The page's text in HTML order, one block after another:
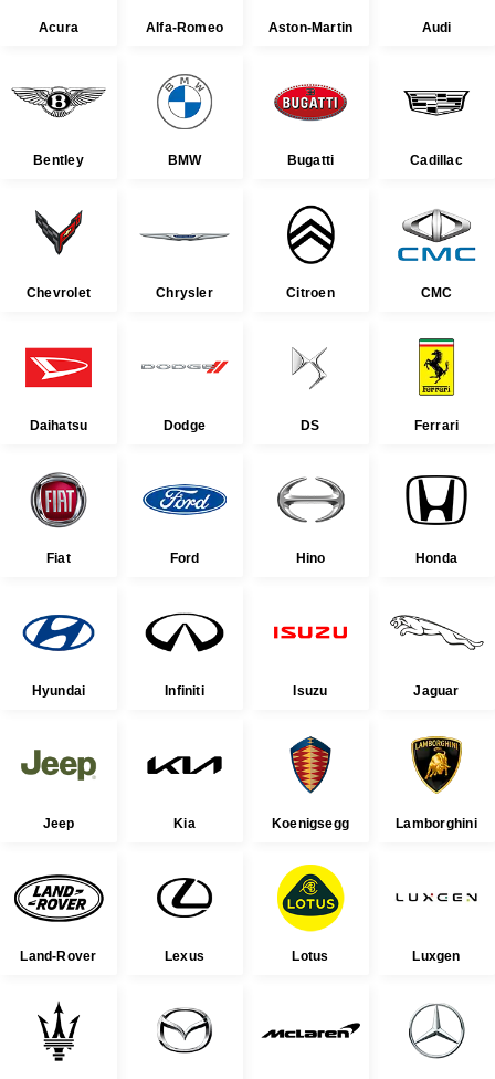
Acura Alfa-Romeo Aston-Martin Audi
Bentley BMW Bugatti Cadillac
Chevrolet Chrysler Citroen CMC
Daihatsu Dodge DS Ferrari
Fiat Ford Hino Honda
Hyundai Infiniti Isuzu Jaguar
Jeep Kia Koenigsegg Lamborghini
Land-Rover Lexus Lotus Luxgen